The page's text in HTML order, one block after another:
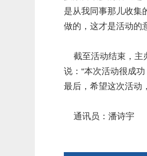
是从我同事那儿收集
做的，这才是活动的
截至活动结束，主
说：“本次活动很成
最后，希望这次活动
通讯员：潘诗宇